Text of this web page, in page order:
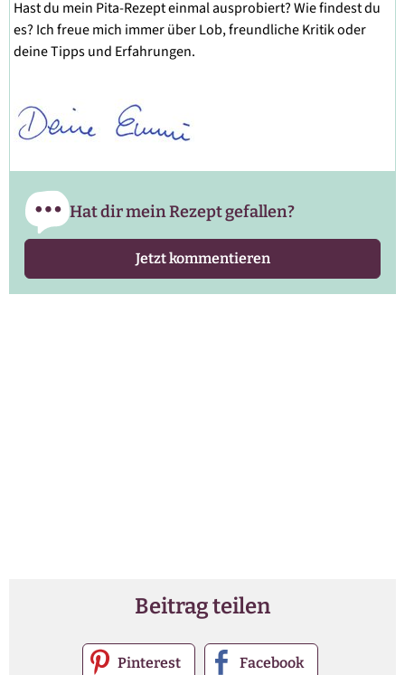
Hast du mein Pita-Rezept einmal ausprobiert? Wie findest du
es? Ich freue mich immer über Lob, freundliche Kritik oder
deine Tipps und Erfahrungen.
Hat dir mein Rezept gefallen?
Jetzt kommentieren
Beitrag teilen
Pinterest Facebook